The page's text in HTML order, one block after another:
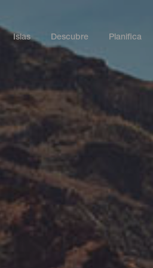
Islas Descubre Planifica